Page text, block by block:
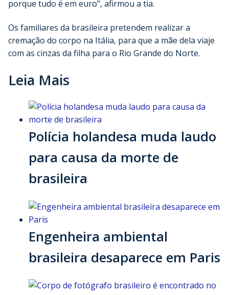
porque tudo é em euro”, afirmou a tia.
Os familiares da brasileira pretendem realizar a
cremação do corpo na Itália, para que a mãe dela viaje
com as cinzas da filha para o Rio Grande do Norte.
Leia Mais
Polícia holandesa muda laudo
para causa da morte de
brasileira
Engenheira ambiental
brasileira desaparece em Paris